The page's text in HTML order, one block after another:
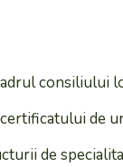
consiliului
de
de